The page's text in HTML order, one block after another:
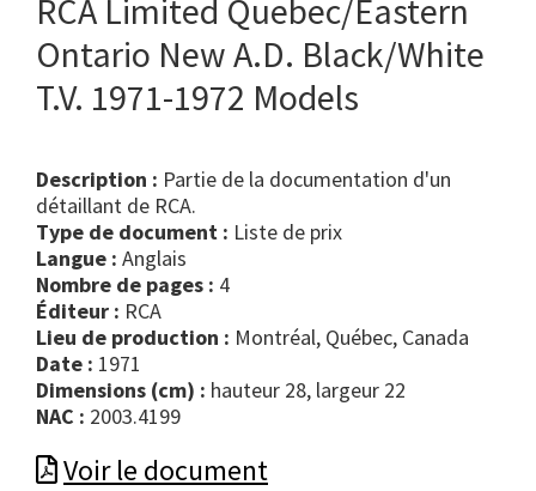
RCA Limited Quebec/Eastern
Ontario New A.D. Black/White
T.V. 1971-1972 Models
Description : Partie de la documentation d'un
détaillant de RCA.
Type de document :
liste de prix
Langue : Anglais
Nombre de pages : 4
Éditeur : RCA
Lieu de production : Montréal, Québec, Canada
Date : 1971
Dimensions (cm) : hauteur 28, largeur 22
NAC : 2003.4199
Voir le document